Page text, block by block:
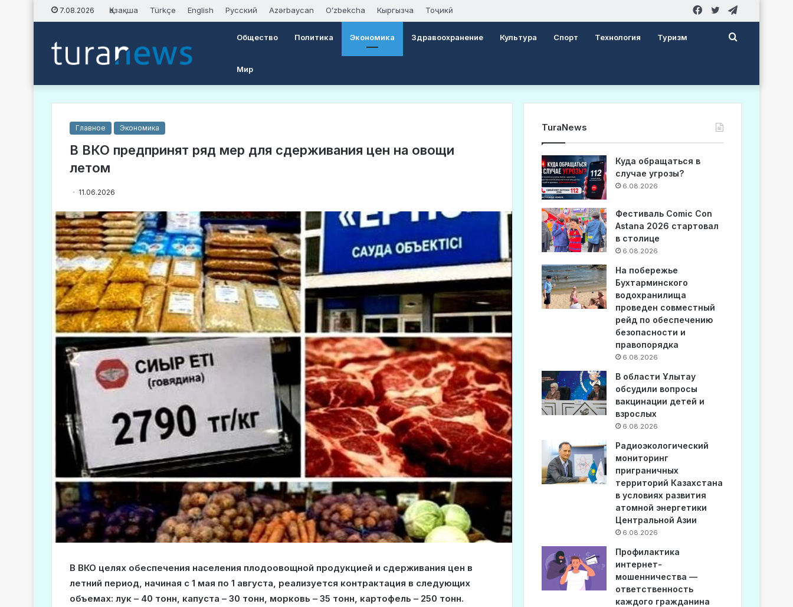
7.08.2026 Қазақша Türkçe English Русский Azərbaycan Oʻzbekcha Кыргызча Тоҷикӣ Twitter
Facebook
Общество Политика Экономика Здравоохранение Культура Спорт Технология Туризм
Мир
Search
Главное Экономика
В ВКО предпринят ряд мер для сдерживания цен на овощи
летом
11.06.2026
В ВКО целях обеспечения населения плодоовощной продукцией и сдерживания цен в
летний период, начиная с 1 мая по 1 августа, реализуется контрактация в следующих
объемах: лук – 40 тонн, капуста – 30 тонн, морковь – 35 тонн, картофель – 250 тонн.
TuraNews
Куда обращаться в
случае угрозы?
6.08.2026
Фестиваль Comic Con
Astana 2026 стартовал
в столице
6.08.2026
На побережье
Бухтарминского
водохранилища
проведен совместный
рейд по обеспечению
безопасности и
правопорядка
6.08.2026
В области Ұлытау
обсудили вопросы
вакцинации детей и
взрослых
6.08.2026
Радиоэкологический
мониторинг
приграничных
территорий Казахстана
в условиях развития
атомной энергетики
Центральной Азии
6.08.2026
Профилактика
интернет-
мошенничества —
ответственность
каждого гражданина